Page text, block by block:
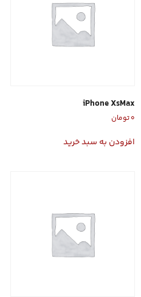
iPhone XsMax
۰تومان
افزودن به سبد خرید